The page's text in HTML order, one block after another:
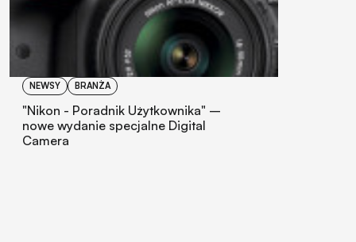
NEWSY BRANŻA
"Nikon - Poradnik Użytkownika" –
nowe wydanie specjalne Digital
Camera